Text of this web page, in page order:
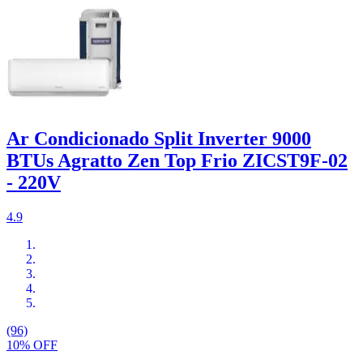
Ar Condicionado Split Inverter 9000
BTUs Agratto Zen Top Frio ZICST9F-02
- 220V
4.9
(96)
10% OFF